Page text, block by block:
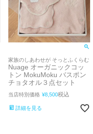
家族のしあわせが そっとふくらむ
Nuage オーガニックコッ
トン MokuMoku バスポン
チョタオル３点セット
当店特別価格 ¥8,500税込
詳細を見る